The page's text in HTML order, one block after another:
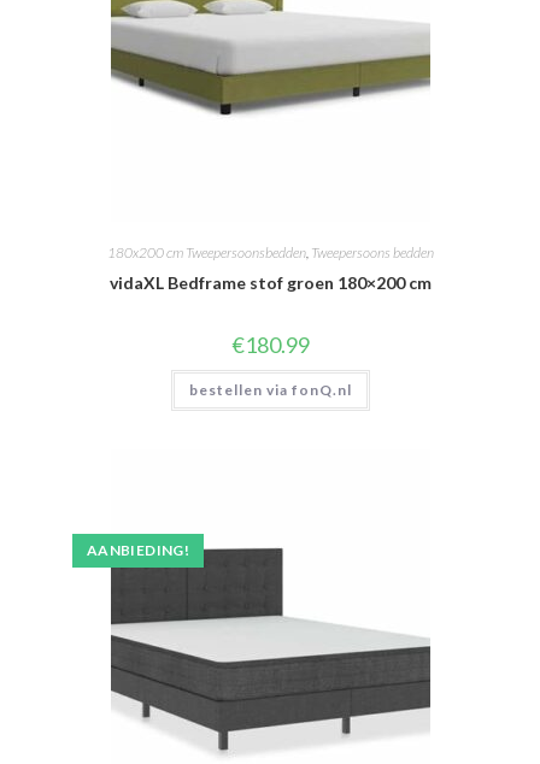
180x200 cm Tweepersoonsbedden, Tweepersoons bedden
vidaXL Bedframe stof groen 180×200 cm
€180.99
bestellen via fonQ.nl
AANBIEDING!